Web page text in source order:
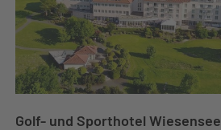
Golf- und Sporthotel Wiesensee